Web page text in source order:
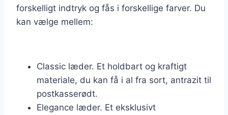
forskelligt indtryk og fås i forskellige farver. Du
kan vælge mellem:
Classic læder. Et holdbart og kraftigt
materiale, du kan få i al fra sort, antrazit til
postkasserødt.
Elegance læder. Et eksklusivt